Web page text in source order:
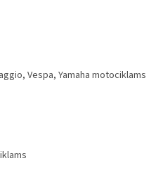
Vespa, Yamaha motociklams